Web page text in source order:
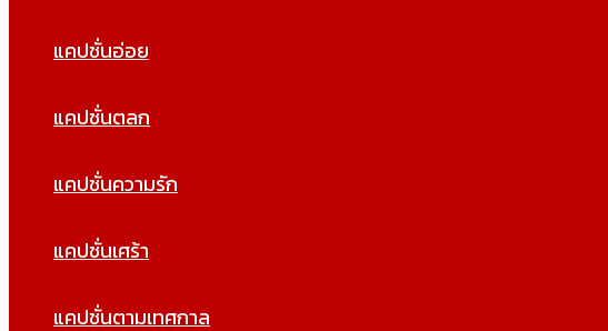
แคปชั่นอ่อย
แคปชั่นตลก
แคปชั่นความรัก
แคปชั่นเศร้า
แคปชั่นตามเทศกาล